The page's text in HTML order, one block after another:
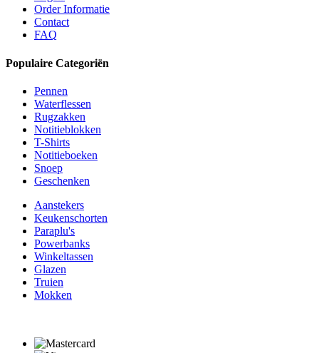
Order Informatie
Contact
FAQ
Populaire Categoriën
Pennen
Waterflessen
Rugzakken
Notitieblokken
T-Shirts
Notitieboeken
Snoep
Geschenken
Aanstekers
Keukenschorten
Paraplu's
Powerbanks
Winkeltassen
Glazen
Truien
Mokken